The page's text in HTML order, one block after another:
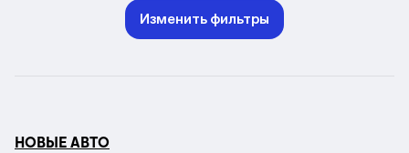
Изменить фильтры
НОВЫЕ АВТО